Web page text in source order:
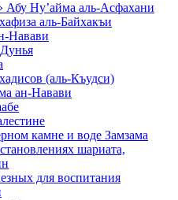
Абу Ну’айма аль-Асфахани
аль-Байхакъи
Навави
(аль-Къудси)
ан-Навави
камне и воде Замзама
шариата,
для воспитания